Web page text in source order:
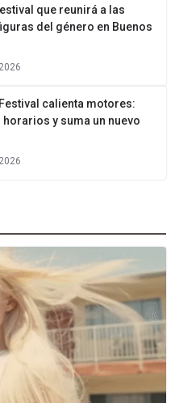
que reunirá a las
del género en Buenos
Festival calienta motores:
horarios y suma un nuevo